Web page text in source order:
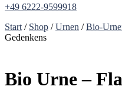
+49 6222-9599918
Start / Shop /Urnen /Bio-
Gedenkens
Bio Urne –